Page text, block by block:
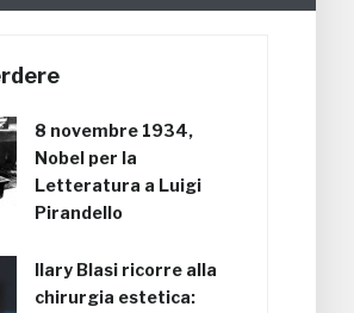
8 novembre 1934,
Nobel per la
Letteratura a Luigi
Pirandello
Ilary Blasi ricorre alla
chirurgia estetica: